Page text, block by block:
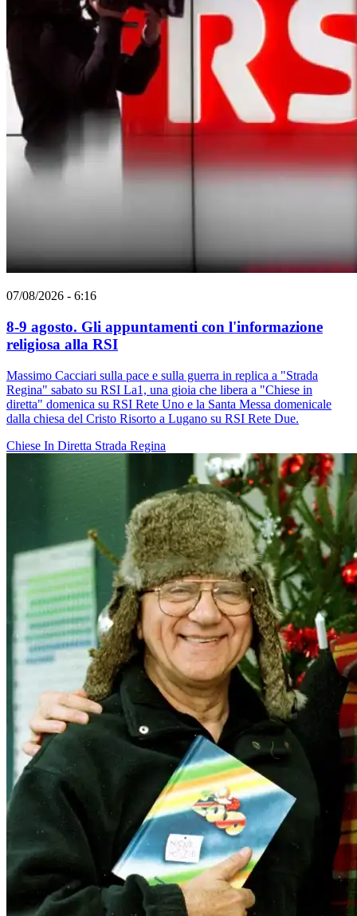
07/08/2026 - 6:16
8-9 agosto. Gli appuntamenti con l'informazione
religiosa alla RSI
Massimo Cacciari sulla pace e sulla guerra in replica a "Strada
Regina" sabato su RSI La1, una gioia che libera a "Chiese in
diretta" domenica su RSI Rete Uno e la Santa Messa domenicale
dalla chiesa del Cristo Risorto a Lugano su RSI Rete Due.
Chiese In Diretta Strada Regina